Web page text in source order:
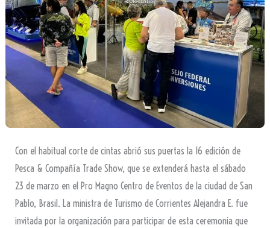
Con el habitual corte de cintas abrió sus puertas la 16 edición de
Pesca & Compañía Trade Show, que se extenderá hasta el sábado
23 de marzo en el Pro Magno Centro de Eventos de la ciudad de San
Pablo, Brasil. La ministra de Turismo de Corrientes Alejandra E. fue
invitada por la organización para participar de esta ceremonia que